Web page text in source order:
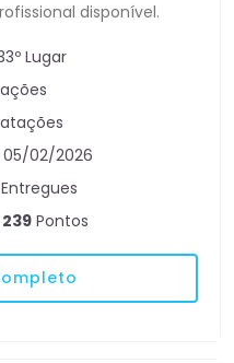
disponível.
Lugar
02/2026
239 Pontos